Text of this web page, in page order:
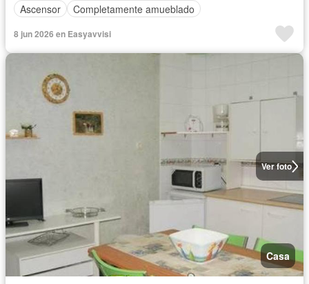
Ascensor
Completamente amueblado
8 jun 2026 en Easyavvisi
Ver foto
Casa